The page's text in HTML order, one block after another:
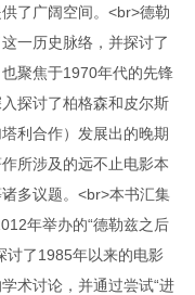
了广阔空间。<br>德勒
一历史脉络，并探讨了
聚焦于1970年代的先锋
探讨了柏格森和皮尔斯
利合作）发展出的晚期
所涉及的远不止电影本
多议题。<br>本书汇集
年举办的“德勒兹之后
讨了1985年以来的电影
术讨论，并通过尝试“进